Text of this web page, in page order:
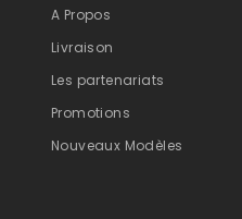
A Propos
Livraison
Les partenariats
Promotions
Nouveaux Modèles